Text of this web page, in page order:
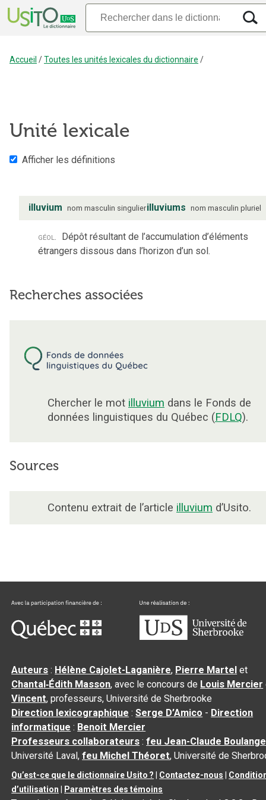
Accueil /Toutes les unités lexicales du dictionnaire /
Unité lexicale
Afficher les définitions
illuvium nom masculin singulierilluviums nom masculin pluriel
géol. Dépôt résultant de l’accumulation d’éléments
étrangers dissous dans l’horizon d’un sol.
Recherches associées
Chercher le mot illuvium dans le Fonds de
données linguistiques du Québec (FDLQ).
Sources
Contenu extrait de l’article illuvium d’Usito.
Auteurs : Hélène Cajolet-Laganière, Pierre Martel et
Chantal‑Édith Masson, avec le concours de Louis Mercier
Vincent, professeurs, Université de Sherbrooke
Direction lexicographique :Serge D’Amico - Direction
informatique : Benoit Mercier
Professeurs collaborateurs :feu Jean-Claude
Université Laval,feu Michel Théoret, Université de
Qu’est-ce que le dictionnaire Usito ? Contactez-nous
d’utilisation
Paramètres des témoins